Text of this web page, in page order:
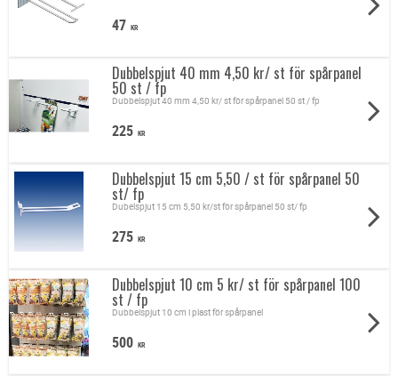
47 KR
Dubbelspjut 40 mm 4,50 kr/ st för spårpanel
50 st / fp
Dubbelspjut 40 mm 4,50 kr/ st för spårpanel 50 st / fp
225 KR
Dubbelspjut 15 cm 5,50 / st för spårpanel 50
st/ fp
Dubelspjut 15 cm 5,50 kr/st för spårpanel 50 st/ fp
275 KR
Dubbelspjut 10 cm 5 kr/ st för spårpanel 100
st / fp
Dubbelspjut 10 cm i plast för spårpanel
500 KR